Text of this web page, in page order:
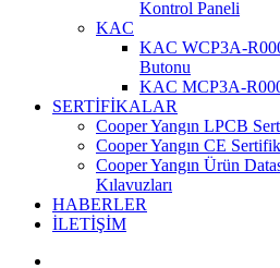
Kontrol Paneli
KAC
KAC WCP3A-
Butonu
KAC MCP3A-
SERTİFİKALAR
Cooper Yangın LPCB
Cooper Yangın CE
Cooper Yangın Ürün
Kılavuzları
HABERLER
İLETİŞİM